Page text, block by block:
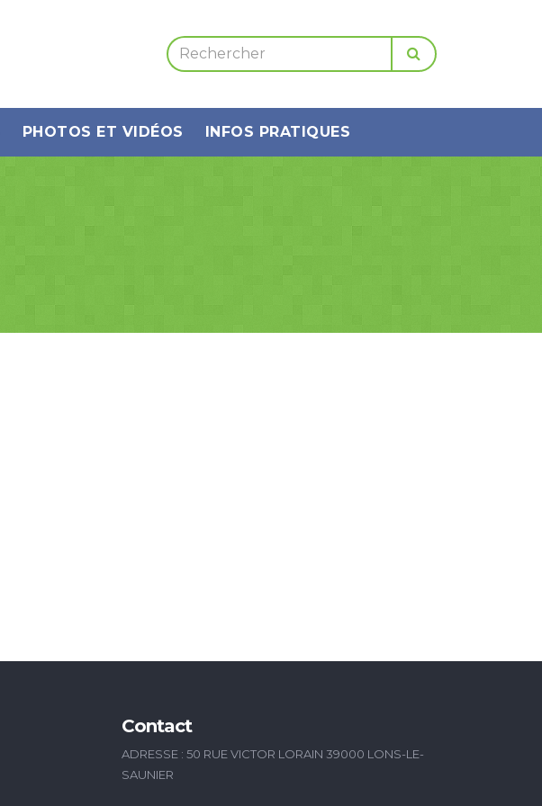
PHOTOS ET VIDÉOS INFOS PRATIQUES
Contact
ADRESSE : 50 RUE VICTOR LORAIN 39000 LONS-LE-
SAUNIER